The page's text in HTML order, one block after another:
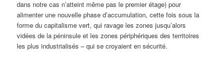
dans notre cas n’atteint même pas le premier étage) pour
alimenter une nouvelle phase d’accumulation, cette fois sous la
forme du capitalisme vert, qui ravage les zones jusqu’alors
vidées de la péninsule et les zones périphériques des territoires
les plus industrialisés – qui se croyaient en sécurité.